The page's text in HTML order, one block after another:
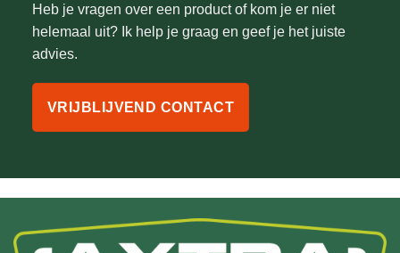
Heb je vragen over een product of kom je er niet
helemaal uit? Ik help je graag en geef je het juiste
advies.
VRIJBLIJVEND CONTACT